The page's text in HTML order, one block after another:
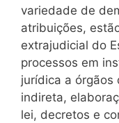
variedade de
atribuições,
extrajudicial do
processos em
jurídica a órgãos
indireta,
lei, decretos e